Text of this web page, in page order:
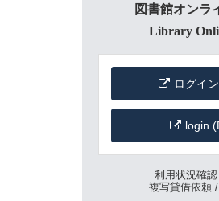
図書館オンラ
Library
ログイ
login
利用状況確
複写貸借依頼